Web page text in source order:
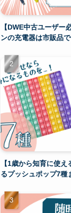
【DWE中古ユーザー
ンの充電器は市販品で
【1歳から知育に使
るプッシュポップ7種